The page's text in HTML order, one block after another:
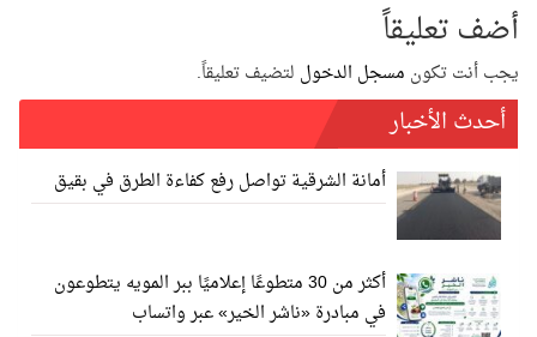
أضف تعليقاً
يجب أنت تكون مسجل الدخول لتضيف تعليقاً.
أحدث الأخبار
أمانة الشرقية تواصل رفع كفاءة الطرق في بقيق
أكثر من 30 متطوعًا إعلاميًا ببر المويه يتطوعون
في مبادرة «ناشر الخير» عبر واتساب